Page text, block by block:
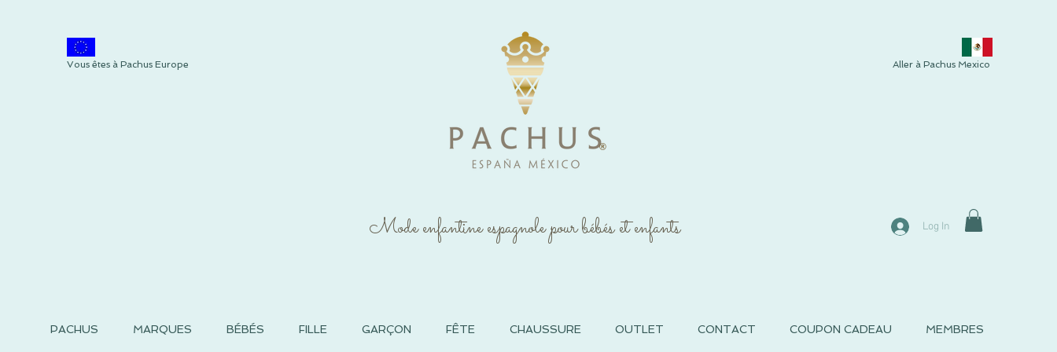
Vous êtes à Pachus Europe
®
Aller à Pachus Mexico
Mode enfantine espagnole pour bébés et enfants Log In
PACHUS MARQUES BÉBÉS FILLE GARÇON FÊTE CHAUSSURE OUTLET CONTACT COUPON CADEAU MEMBRES